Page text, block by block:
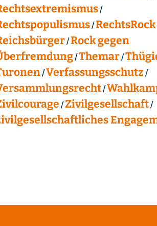
RechtsRock
Rock gegen
Themar
Verfassungsschutz
Zivilgesellschaft